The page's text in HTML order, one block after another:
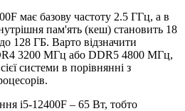
має базову частоту 2.5 ГГц, а в
пам'ять (кеш) становить 18
128 ГБ. Варто відзначити
3200 МГц або DDR5 4800 МГц,
системи в порівнянні з
i5-12400F – 65 Вт, тобто